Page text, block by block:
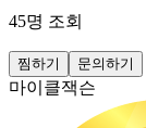
45명 조회
찜하기 문의하기
마이클잭슨